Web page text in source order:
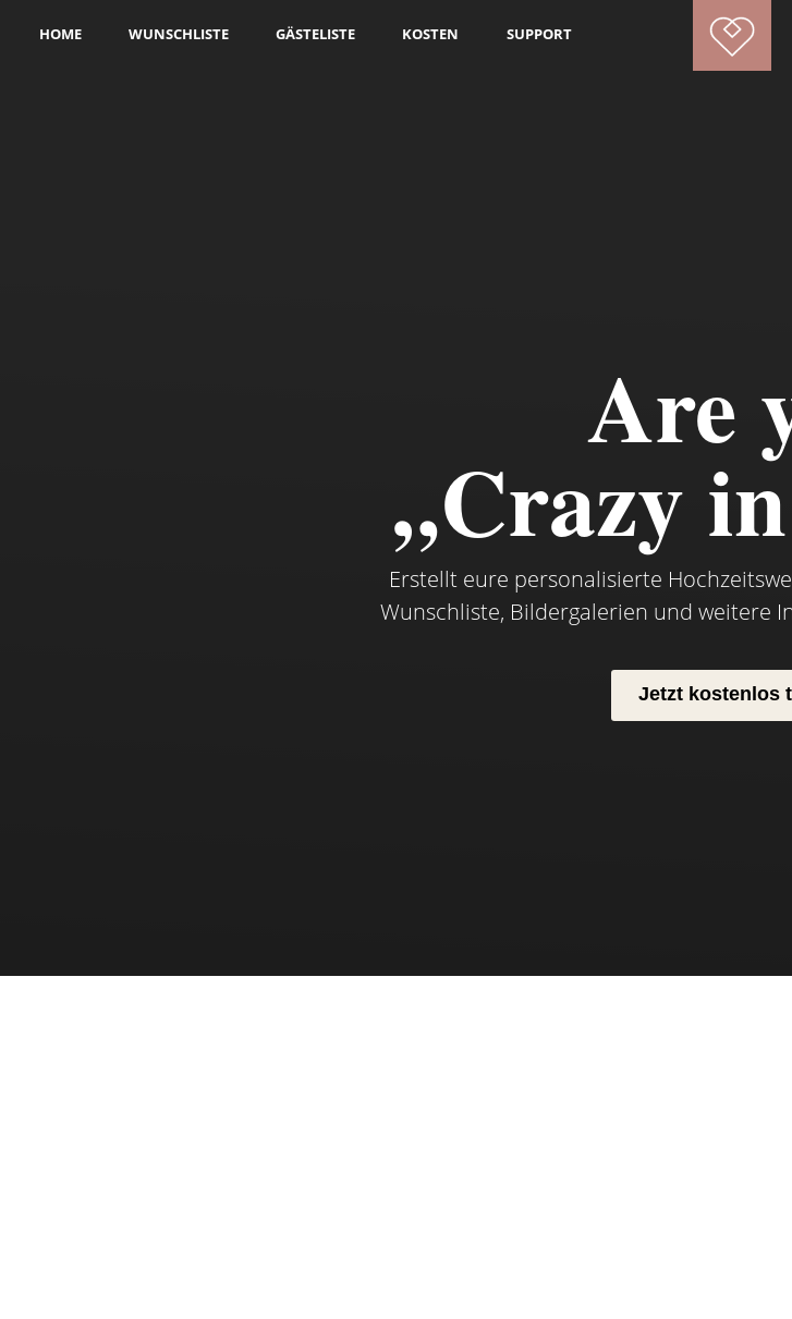
HOME WUNSCHLISTE GÄSTELISTE KOSTEN SUPPORT
Are
„Crazy
Erstellt eure personalisierte
Wunschliste, Bildergalerien und weitere
Jetzt kostenlos